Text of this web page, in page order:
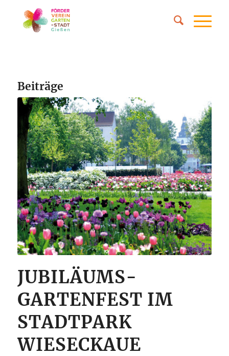
Beiträge
JUBILÄUMS-
GARTENFEST IM
STADTPARK
WIESECKAUE